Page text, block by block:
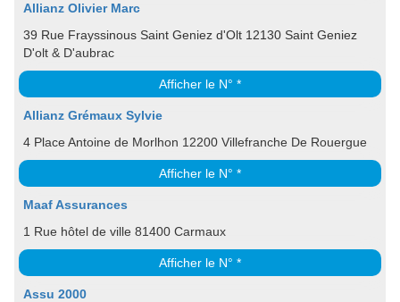
Allianz Olivier Marc
39 Rue Frayssinous Saint Geniez d'Olt 12130 Saint Geniez
D'olt & D'aubrac
Afficher le N° *
Allianz Grémaux Sylvie
4 Place Antoine de Morlhon 12200 Villefranche De Rouergue
Afficher le N° *
Maaf Assurances
1 Rue hôtel de ville 81400 Carmaux
Afficher le N° *
Assu 2000